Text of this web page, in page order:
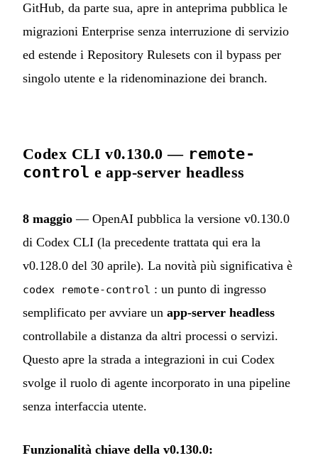
GitHub, da parte sua, apre in anteprima pubblica le
migrazioni Enterprise senza interruzione di servizio
ed estende i Repository Rulesets con il bypass per
singolo utente e la ridenominazione dei branch.
Codex CLI v0.130.0 — remote-
control e app-server headless
8 maggio — OpenAI pubblica la versione v0.130.0
di Codex CLI (la precedente trattata qui era la
v0.128.0 del 30 aprile). La novità più significativa è
codex remote-control : un punto di ingresso
semplificato per avviare un app-server headless
controllabile a distanza da altri processi o servizi.
Questo apre la strada a integrazioni in cui Codex
svolge il ruolo di agente incorporato in una pipeline
senza interfaccia utente.
Funzionalità chiave della v0.130.0: